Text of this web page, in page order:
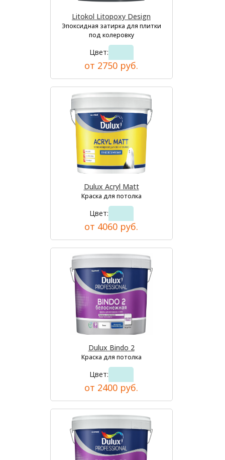
Litokol Litopoxy Design
Эпоксидная затирка для плитки
под колеровку
Цвет:
от 2750 руб.
Dulux Acryl Matt
Краска для потолка
Цвет:
от 4060 руб.
Dulux Bindo 2
Краска для потолка
Цвет:
от 2400 руб.